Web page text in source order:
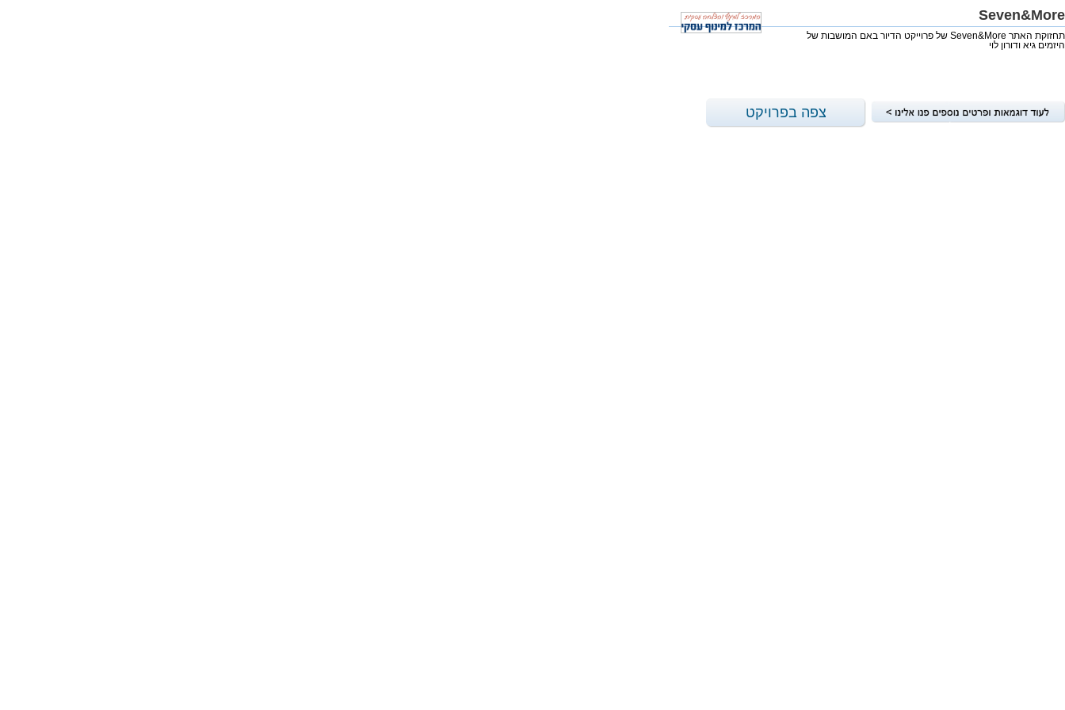
Seven&More
תחזוקת האתר Seven&More של פרוייקט הדיור באם המושבות של
היזמים גיא ודורון לוי
צפה בפרויקט